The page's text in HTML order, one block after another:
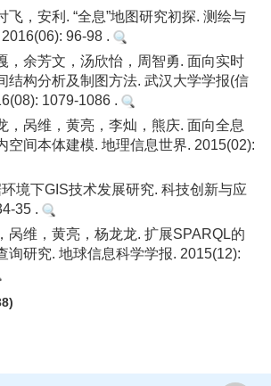
飞，安利. “全息”地图研究初探. 测绘与
96-98 .
，余芳文，汤欣怡，周智勇. 面向实时
结构分析及制图方法. 武汉大学学报(信
1079-1086 .
，呙维，黄亮，李灿，熊庆. 面向全息
空间本体建模. 地理信息世界. 2015(02):
境下GIS技术发展研究. 科技创新与应
35 .
呙维，黄亮，杨龙龙. 扩展SPARQL的
询研究. 地球信息科学学报. 2015(12):